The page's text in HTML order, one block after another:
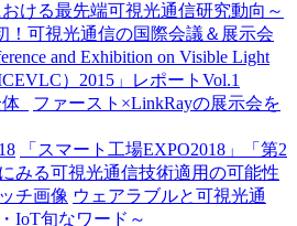
おける最先端可視光通信研究動向～
！可視光通信の国際会議＆展示会
and Exhibition on Visible Light
）2015」レポートVol.1
ファースト×LinkRayの展示会を
「スマート工場EXPO2018」「第2
みる可視光通信技術適用の可能性
ウェアラブルと可視光通
IoT旬なワード～